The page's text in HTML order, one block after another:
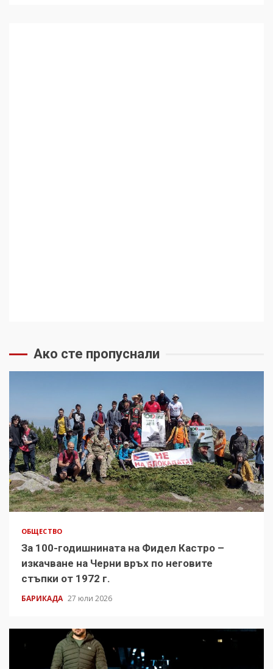
Ако сте пропуснали
ОБЩЕСТВО
За 100-годишнината на Фидел Кастро –
изкачване на Черни връх по неговите
стъпки от 1972 г.
БАРИКАДА 27 юли 2026